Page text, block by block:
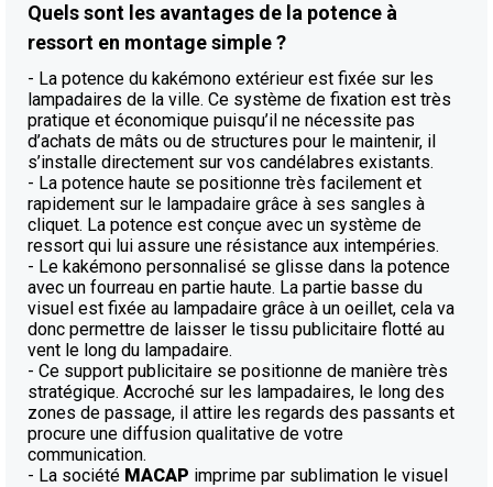
Quels sont les avantages de la potence à
ressort en montage simple ?
- La potence du kakémono extérieur est fixée sur les
lampadaires de la ville. Ce système de fixation est très
pratique et économique puisqu’il ne nécessite pas
d’achats de mâts ou de structures pour le maintenir, il
s’installe directement sur vos candélabres existants.
- La potence haute se positionne très facilement et
rapidement sur le lampadaire grâce à ses sangles à
cliquet. La potence est conçue avec un système de
ressort qui lui assure une résistance aux intempéries.
- Le kakémono personnalisé se glisse dans la potence
avec un fourreau en partie haute. La partie basse du
visuel est fixée au lampadaire grâce à un oeillet, cela va
donc permettre de laisser le tissu publicitaire flotté au
vent le long du lampadaire.
- Ce support publicitaire se positionne de manière très
stratégique. Accroché sur les lampadaires, le long des
zones de passage, il attire les regards des passants et
procure une diffusion qualitative de votre
communication.
- La société MACAP imprime par sublimation le visuel